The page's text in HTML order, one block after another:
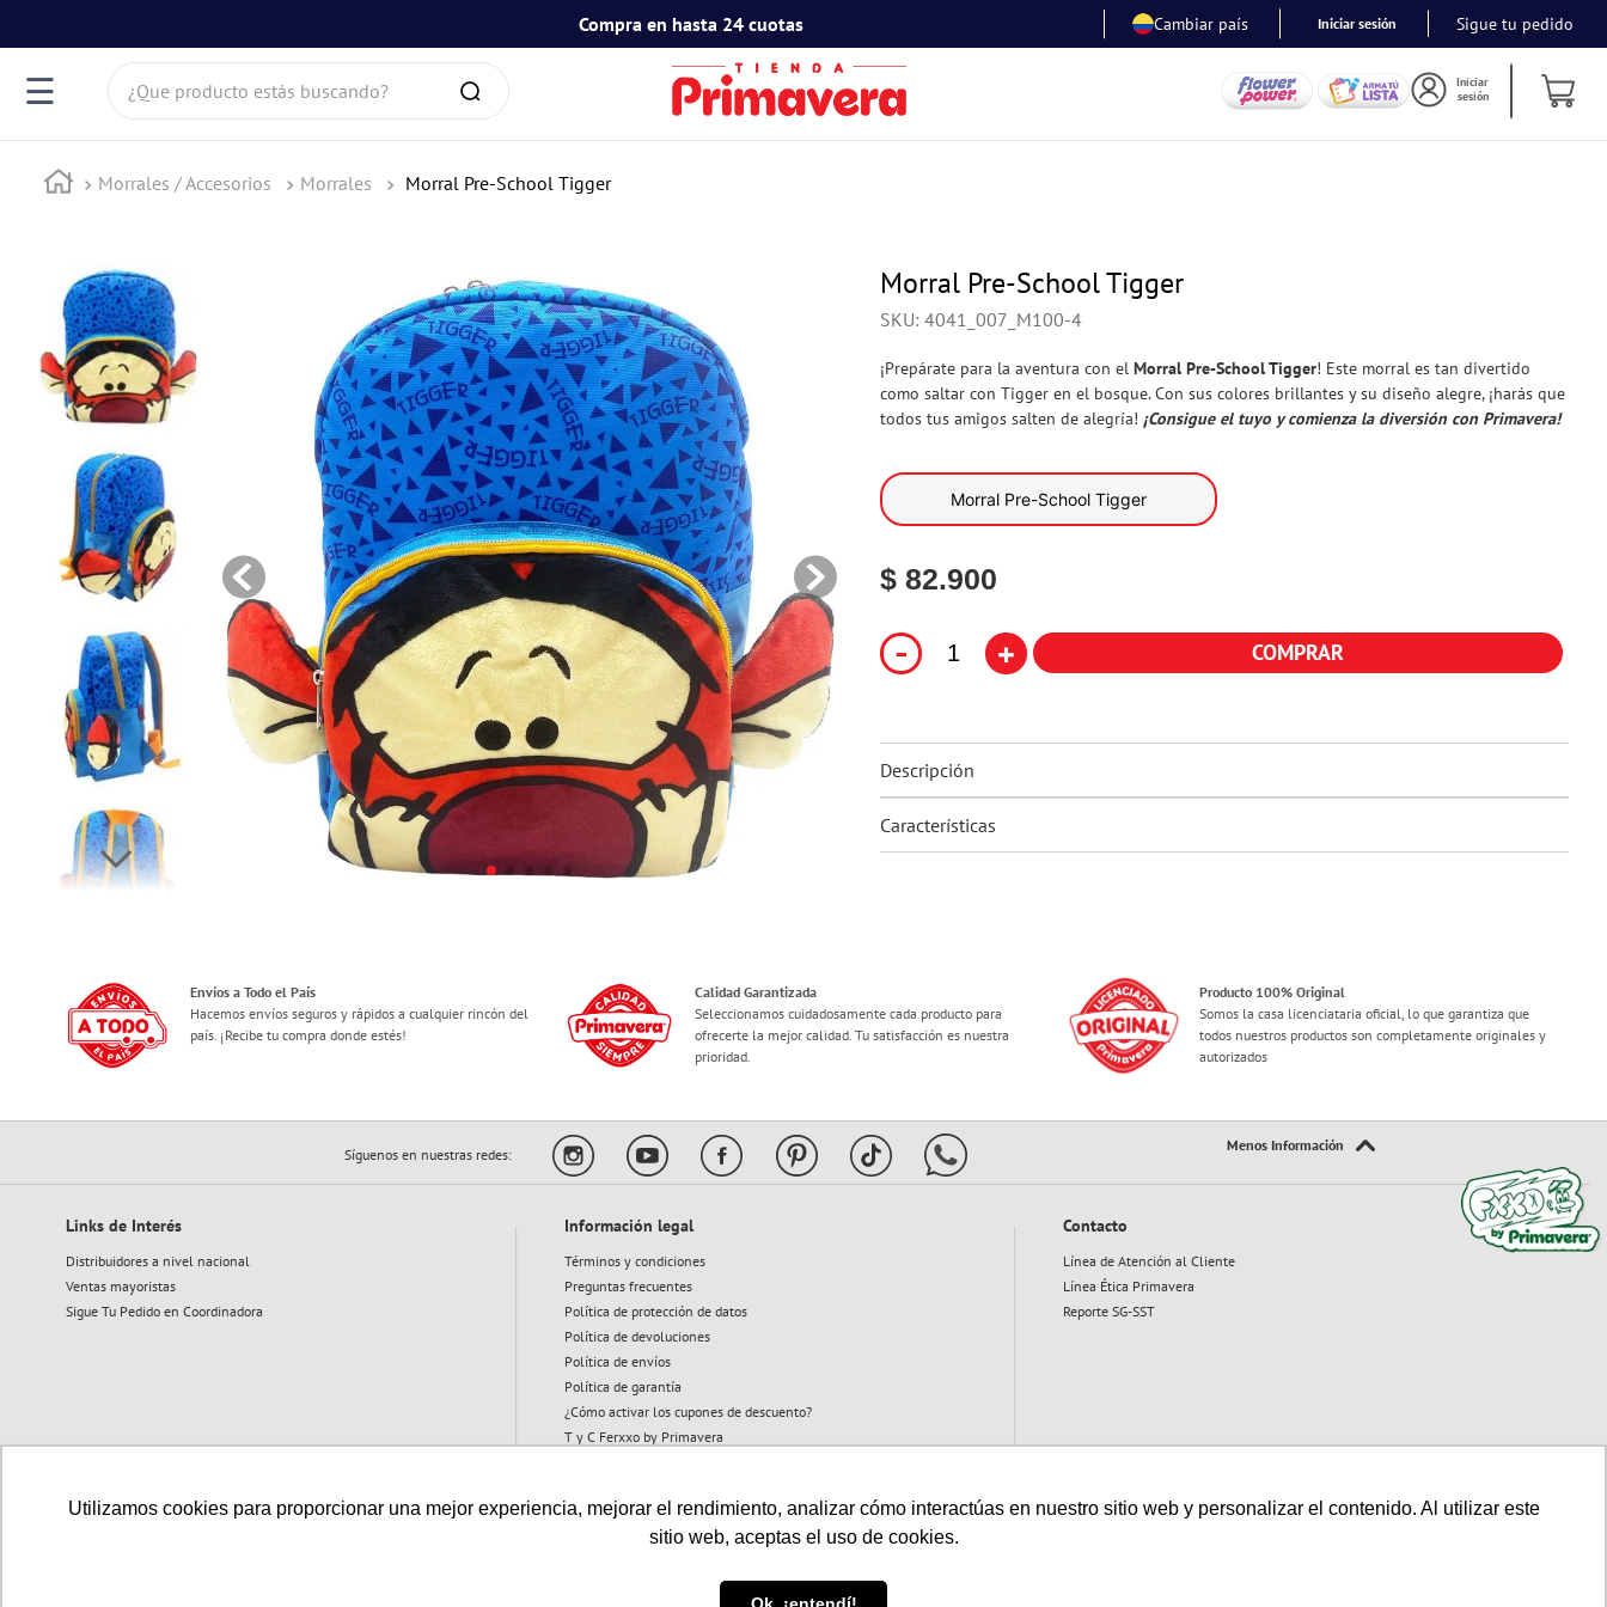
Utilizamos cookies para proporcionar una mejor experiencia, mejorar el rendimiento, analizar cómo interactúas en nuestro sitio web y personalizar el contenido. Al utilizar este
sitio web, aceptas el uso de cookies.
Compra en hasta 24 cuotas Tus Personajes Favoritos
Cambiar país Iniciar sesión Sigue tu pedido
☰ ¿Que producto estás buscando?
Iniciar
sesión
Morrales / Accesorios Morrales Morral Pre-School Tigger
Morral Pre-School Tigger
SKU: 4041_007_M100-4
¡Prepárate para la aventura con el Morral Pre-School Tigger! Este morral es tan divertido
como saltar con Tigger en el bosque. Con sus colores brillantes y su diseño alegre, ¡harás que
todos tus amigos salten de alegría! ¡Consigue el tuyo y comienza la diversión con Primavera!
Morral Pre-School Tigger
$ 82.900
- + COMPRAR
Descripción
Características
Envíos a Todo el País
Hacemos envíos seguros y rápidos a cualquier rincón del
país. ¡Recibe tu compra donde estés!
Calidad Garantizada
Seleccionamos cuidadosamente cada producto para
ofrecerte la mejor calidad. Tu satisfacción es nuestra
prioridad.
Producto 100% Original
Somos la casa licenciataria oficial, lo que garantiza que
todos nuestros productos son completamente originales y
autorizados
Síguenos en nuestras redes:
Links de Interés
Distribuidores a nivel nacional
Ventas mayoristas
Sigue Tu Pedido en Coordinadora
Información legal
Términos y condiciones
Preguntas frecuentes
Política de protección de datos
Política de devoluciones
Política de envíos
Política de garantía
¿Cómo activar los cupones de descuento?
T y C Ferxxo by Primavera
Contacto
Línea de Atención al Cliente
Línea Ética Primavera
Reporte SG-SST
Vigilado:
TÉRMINOS MÁS BUSCADOS
1.
toy story
4.
mafalda
5.
mickey mouse
6.
minnie mouse
7.
spidey
8.
barbie
9.
ferxxo
10. flower power